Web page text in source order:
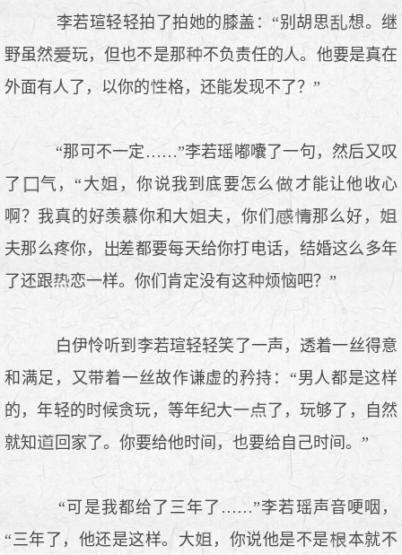
李若瑄轻轻拍了拍她的膝盖：“别胡思
想。继
野虽然
玩，但也不是那
不负责任的人。他要是真在
外面有人了，以你的
格，还能发现不了？”
“那可不一定……”李若瑶嘟囔了一句，然后又叹
了
气，“大 ，你说我到底要怎么
才能让他收心
啊？我真的好羡慕你和大
夫，你们
那么好，
夫那么疼你，
差都要每天给你打电话，结婚这么多年
了还跟
恋一样。你们肯定没有这 烦恼吧？”
白伊怜听到李若瑄轻轻笑了一声，透着一丝得意
和满足，又带着一丝故作谦虚的矜持：“男人都是这样
的，年轻的时候贪玩，等年纪大一
了，玩够了，自然
就知
回家了。你要给他时间，也要给自己时间。”
“可是我都给了三年了……”李若瑶声音哽咽，
“三年了，他还是这样。大
，你说他是不是
本就不